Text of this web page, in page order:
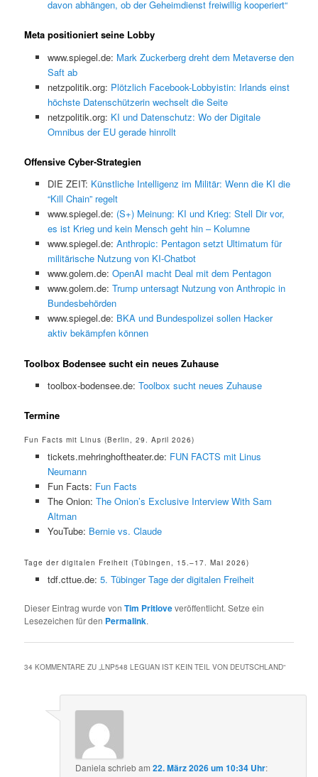
davon abhängen, ob der Geheimdienst freiwillig kooperiert“
Meta positioniert seine Lobby
www.spiegel.de: Mark Zuckerberg dreht dem Metaverse den
Saft ab
netzpolitik.org: Plötzlich Facebook-Lobbyistin: Irlands einst
höchste Datenschützerin wechselt die Seite
netzpolitik.org: KI und Datenschutz: Wo der Digitale
Omnibus der EU gerade hinrollt
Offensive Cyber-Strategien
DIE ZEIT: Künstliche Intelligenz im Militär: Wenn die KI die
“Kill Chain” regelt
www.spiegel.de: (S+) Meinung: KI und Krieg: Stell Dir vor,
es ist Krieg und kein Mensch geht hin – Kolumne
www.spiegel.de: Anthropic: Pentagon setzt Ultimatum für
militärische Nutzung von KI-Chatbot
www.golem.de: OpenAI macht Deal mit dem Pentagon
www.golem.de: Trump untersagt Nutzung von Anthropic in
Bundesbehörden
www.spiegel.de: BKA und Bundespolizei sollen Hacker
aktiv bekämpfen können
Toolbox Bodensee sucht ein neues Zuhause
toolbox-bodensee.de: Toolbox sucht neues Zuhause
Termine
Fun Facts mit Linus (Berlin, 29. April 2026)
tickets.mehringhoftheater.de: FUN FACTS mit Linus
Neumann
Fun Facts: Fun Facts
The Onion: The Onion’s Exclusive Interview With Sam
Altman
YouTube: Bernie vs. Claude
Tage der digitalen Freiheit (Tübingen, 15.–17. Mai 2026)
tdf.cttue.de: 5. Tübinger Tage der digitalen Freiheit
Dieser Eintrag wurde vonTim Pritloveveröffentlicht. Setze ein
Lesezeichen für den Permalink.
34 KOMMENTARE ZU „LNP548 LEGUAN IST KEIN TEIL VON DEUTSCHLAND“
Daniela schriebam22. März 2026 um 10:34 Uhr: